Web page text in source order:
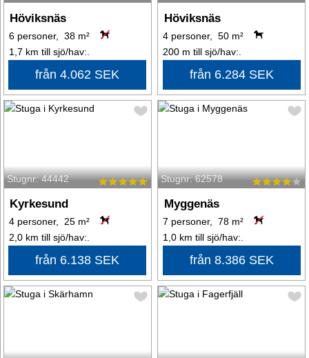
Höviksnäs
6 personer, 38 m²
1,7 km till sjö/hav:.
från 4.062 SEK
Höviksnäs
4 personer, 50 m²
200 m till sjö/hav:.
från 6.284 SEK
Stugnr: 44442
Kyrkesund
4 personer, 25 m²
2,0 km till sjö/hav:.
från 6.138 SEK
Stugnr: 62578
Myggenäs
7 personer, 78 m²
1,0 km till sjö/hav:.
från 8.386 SEK